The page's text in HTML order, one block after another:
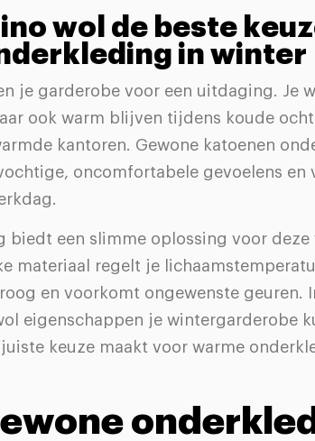
wol de beste
in winter
je garderobe voor een uitdaging. Je
ook warm blijven tijdens koude
kantoren. Gewone katoenen
oncomfortabele gevoelens en
biedt een slimme oplossing voor deze
materiaal regelt je
en voorkomt ongewenste geuren.
eigenschappen je wintergarderobe
keuze maakt voor warme